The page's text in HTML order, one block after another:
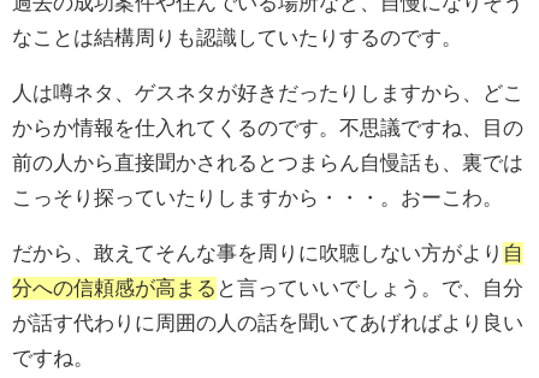
なことは結構周りも認識していたりするのです。
人は噂ネタ、ゲスネタが好きだったりしますから、どこ
からか情報を仕入れてくるのです。不思議ですね、目の
前の人から直接聞かされるとつまらん自慢話も、裏では
こっそり探っていたりしますから・・・。おーこわ。
だから、敢えてそんな事を周りに吹聴しない方がより 自
分への信頼感が高まる と言っていいでしょう。で、自分
が話す代わりに周囲の人の話を聞いてあげればより良い
ですね。